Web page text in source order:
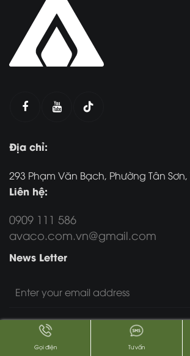
Địa chỉ:
293 Phạm Văn Bạch, Phường Tân Sơn,
Liên hệ:
0909 111 586
avaco.com.vn@gmail.com
News Letter
Gọi điện Tư vấn